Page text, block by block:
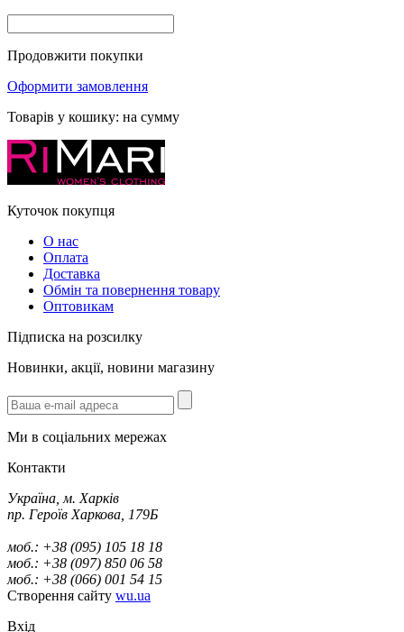
Продовжити покупки
Оформити замовлення
Товарів у кошику: на сумму
Куточок покупця
О нас
Оплата
Доставка
Обмін та повернення товару
Оптовикам
Підписка на розсилку
Новинки, акції, новини магазину
Ми в соціальних мережах
Контакти
Україна, м. Харків
пр. Героїв Харкова, 179Б
моб.: +38 (095) 105 18 18
моб.: +38 (097) 850 06 58
моб.: +38 (066) 001 54 15
Створення сайту wu.ua
Вхід